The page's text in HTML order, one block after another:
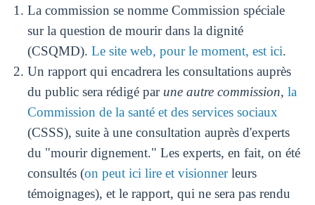
La commission se nomme Commission spéciale
sur la question de mourir dans la dignité
(CSQMD). Le site web, pour le moment, est ici.
Un rapport qui encadrera les consultations auprès
du public sera rédigé par une autre commission, la
Commission de la santé et des services sociaux
(CSSS), suite à une consultation auprès d'experts
du "mourir dignement." Les experts, en fait, on été
consultés (on peut ici lire et visionnerleurs
témoignages), et le rapport, qui ne sera pas rendu